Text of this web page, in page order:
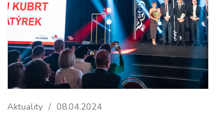
Aktuality / 08.04.2024